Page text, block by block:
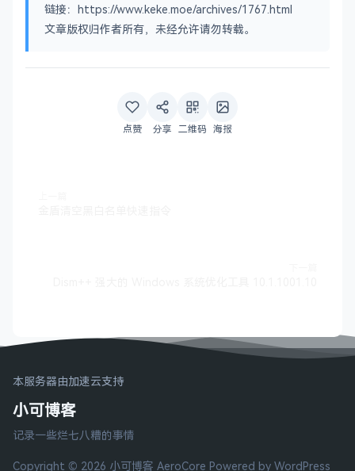
链接：https://www.keke.moe/archives/1767.html
文章版权归作者所有，未经允许请勿转载。
点赞 分享 二维码 海报
本服务器由加速云支持
小可博客
记录一些烂七八糟的事情
Copyright © 2026 小可博客 AeroCore Powered by WordPress